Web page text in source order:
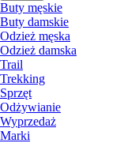
Buty męskie
Buty damskie
Odzież męska
Odzież damska
Trail
Trekking
Sprzęt
Odżywianie
Wyprzedaż
Marki